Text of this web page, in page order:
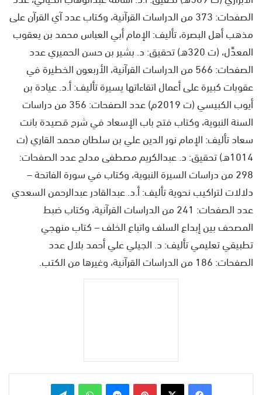
الصفحات: 373 من الدراسات القرآنية، وكتاب عدد آي القرآن على
مذهب أهل البصرة، تأليف: الإمام أبي العباس محمد بن يعقوب
المعدِّل، (ت 320هـ) تحقيق: د. بشير بن حسن الحميري عدد
الصفحات: 566 من الدراسات القرآنية، الأربعون الخطيرة في
عقوبات كبيرة على أعمال اتقاءاتها يسيرة تأليف: أ.د. عيادة بن
أيوب الكبيسي (ت 2019م) عدد الصفحات: 356 من دراسات
السنة النبوية، وكتاب فتح باب الإسعاد في شرح قصيدة بانت
سعاد تأليف: الإمام نور الدين علي بن سلطان محمد القاري (ت
1014هـ) تحقيق: د. عبدالكريم مصطفى مدلج عدد الصفحات:
298 من دراسات السيرة النبوية، وكتاب في سورة الفاتحة –
دلالات لتراكيب نحوية تأليف: أ.د. عبدالقادر عبدالرحمن السعدي
عدد الصفحات: 241 من الدراسات القرآنية، وكتاب ضبط
المصحف بين إبداع السلف واتباع الخلف – كتاب منهجي
تطبيقي تعليمي تأليف: د. الجيلي علي أحمد بلال عدد
الصفحات: 186 من الدراسات القرآنية، وغيرها من الكتب.
بينتيريست واتساب